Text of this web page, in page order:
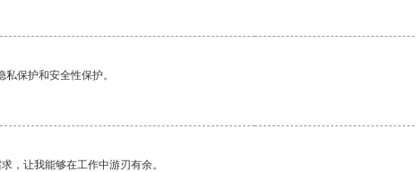
保护和安全性保护。
，让我能够在工作中游刃有余。